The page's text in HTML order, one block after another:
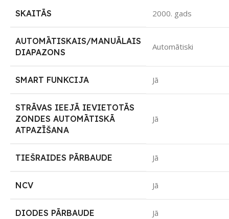
SKAITĀS 2000. gads
AUTOMĀTISKAIS/MANUĀLAIS
DIAPAZONS
Automātiski
SMART FUNKCIJA Jā
STRĀVAS IEEJĀ IEVIETOTĀS
ZONDES AUTOMĀTISKĀ
ATPAZĪŠANA
Jā
TIEŠRAIDES PĀRBAUDE Jā
NCV Jā
DIODES PĀRBAUDE Jā